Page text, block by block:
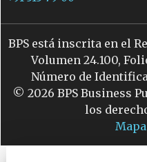
BPS está inscrita en el
Volumen 24.100,
Número de
© 2026 BPS Business
los